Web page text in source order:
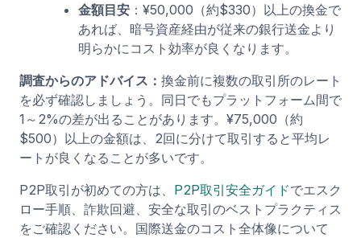
金額目安：¥50,000（約$330）以上の換金で
あれば、暗号資産経由が従来の銀行送金より
明らかにコスト効率が良くなります。
調査からのアドバイス： 換金前に複数の取引所のレート
を必ず確認しましょう。同日でもプラットフォーム間で
1～2%の差が出ることがあります。¥75,000（約
$500）以上の金額は、2回に分けて取引すると平均レ
ートが良くなることが多いです。
P2P取引が初めての方は、 P2P取引安全ガイドでエスク
ロー手順、詐欺回避、安全な取引のベストプラクティス
をご確認ください。国際送金のコスト全体像について